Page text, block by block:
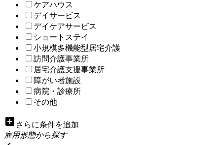
ケアハウス
デイサービス
デイケアサービス
ショートステイ
小規模多機能型居宅介護
訪問介護事業所
居宅介護支援事業所
障がい者施設
病院・診療所
その他
add_box さらに条件を追加
雇用形態から探す